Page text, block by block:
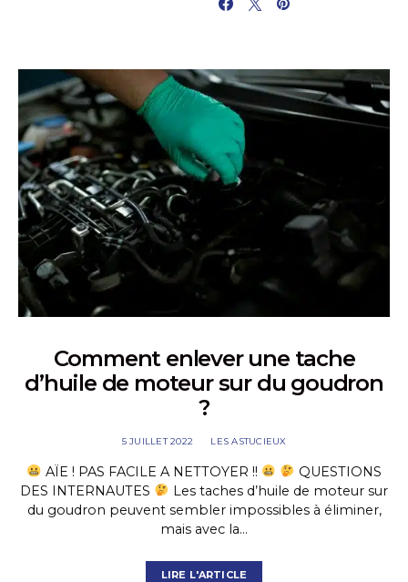
Comment enlever une tache
d’huile de moteur sur du goudron
?
5 JUILLET 2022 LES ASTUCIEUX
AÏE ! PAS FACILE A NETTOYER !!
QUESTIONS
DES INTERNAUTES
Les taches d’huile de moteur sur
du goudron peuvent sembler impossibles à éliminer,
mais avec la…
LIRE L'ARTICLE